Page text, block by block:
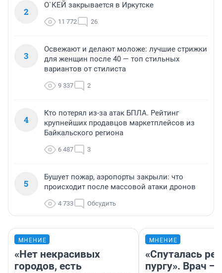
2
О`КЕЙ закрывается в Иркутске
11 772 26
3
Освежают и делают моложе: лучшие стрижки
для женщин после 40 — топ стильных
вариантов от стилиста
9 337 2
4
Кто потерял из-за атак БПЛА. Рейтинг
крупнейших продавцов маркетплейсов из
Байкальского региона
6 487 3
5
Бушует пожар, аэропорты закрыли: что
происходит после массовой атаки дронов
4 733 Обсудить
МНЕНИЕ
«Нет некрасивых
городов, есть
МНЕНИЕ
«Спуталась
пургу». Врач —